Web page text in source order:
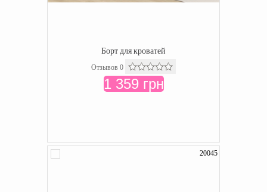
Борт для кроватей
Отзывов 0
1 359 грн
20045